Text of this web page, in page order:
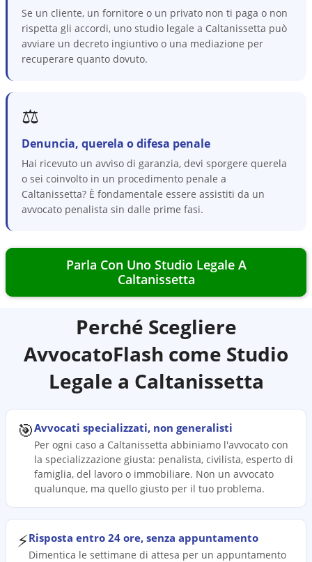
Se un cliente, un fornitore o un privato non ti paga o non
rispetta gli accordi, uno studio legale a Caltanissetta può
avviare un decreto ingiuntivo o una mediazione per
recuperare quanto dovuto.
⚖️
Denuncia, querela o difesa penale
Hai ricevuto un avviso di garanzia, devi sporgere querela
o sei coinvolto in un procedimento penale a
Caltanissetta? È fondamentale essere assistiti da un
avvocato penalista sin dalle prime fasi.
Parla Con Uno Studio Legale A
Caltanissetta
Perché Scegliere
AvvocatoFlash come Studio
Legale a Caltanissetta
🎯Avvocati specializzati, non generalisti
Per ogni caso a Caltanissetta abbiniamo l'avvocato con
la specializzazione giusta: penalista, civilista, esperto di
famiglia, del lavoro o immobiliare. Non un avvocato
qualunque, ma quello giusto per il tuo problema.
⚡Risposta entro 24 ore, senza appuntamento
Dimentica le settimane di attesa per un appuntamento